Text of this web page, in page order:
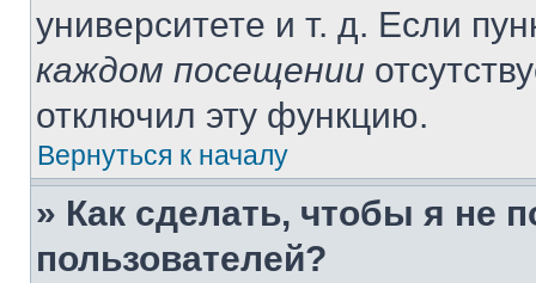
университете и т. д. Если
каждом посещении
отключил эту функцию.
Вернуться к началу
» Как сделать, чтобы я не
пользователей?